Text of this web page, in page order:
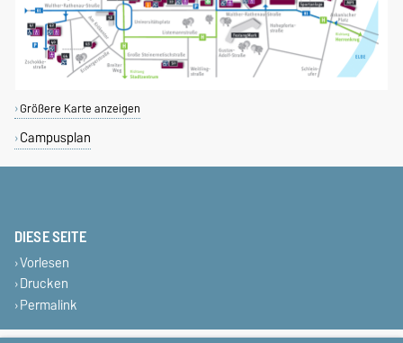
Größere Karte anzeigen
Campusplan
DIESE SEITE
Vorlesen
Drucken
Permalink